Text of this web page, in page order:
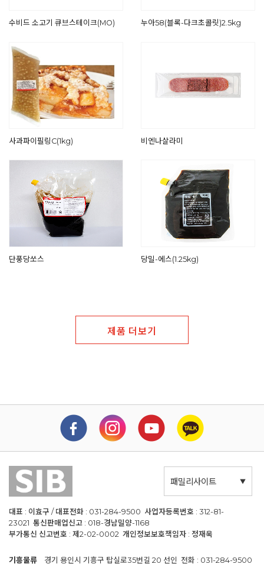
수비드 소고기 큐브스테이크(MO) 누아58(블록-다크초콜릿)2.5kg
사과파이필링C(1kg) 비엔나살라미
단풍당쏘스 당밀-에스(1.25kg)
제품 더보기
패밀리사이트
대표 : 이효구 / 대표전화 : 031-284-9500 사업자등록번호 : 312-81-
23021 통신판매업신고 : 018-경남밀양-1168
부가통신 신고번호 : 제2-02-0002 개인정보보호책임자 : 정재욱
기흥물류 경기 용인시 기흥구 탑실로35번길 20 선인 전화 : 031-284-9500